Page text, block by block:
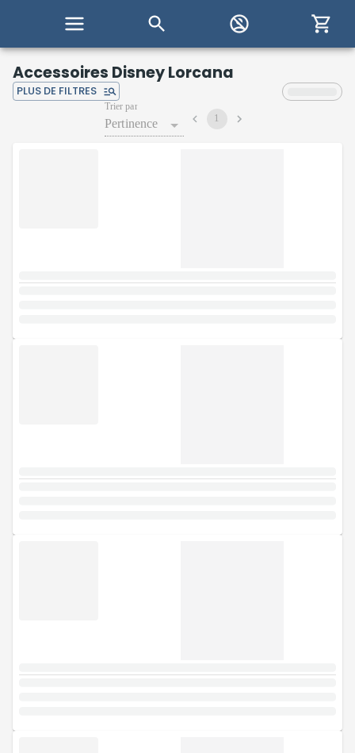
Accessoires Disney Lorcana
PLUS DE FILTRES
Trier par
Pertinence 1